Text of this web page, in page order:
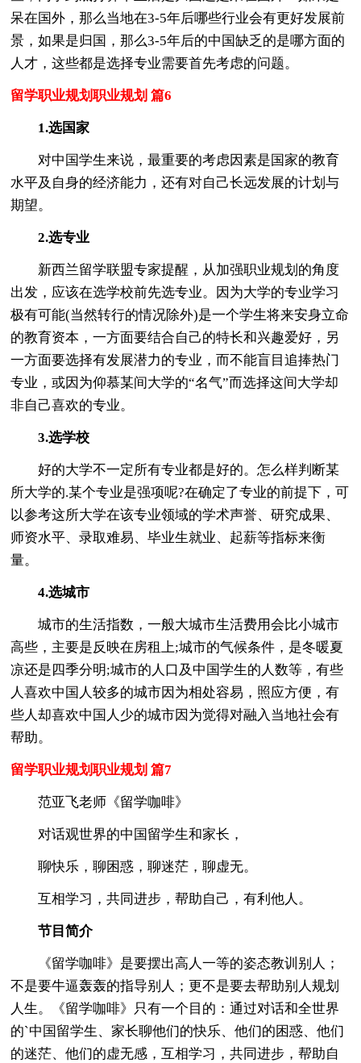
呆在国外，那么当地在3-5年后哪些行业会有更好发展前
景，如果是归国，那么3-5年后的中国缺乏的是哪方面的
人才，这些都是选择专业需要首先考虑的问题。
留学职业规划职业规划 篇6
1.选国家
对中国学生来说，最重要的考虑因素是国家的教育
水平及自身的经济能力，还有对自己长远发展的计划与
期望。
2.选专业
新西兰留学联盟专家提醒，从加强职业规划的角度
出发，应该在选学校前先选专业。因为大学的专业学习
极有可能(当然转行的情况除外)是一个学生将来安身立命
的教育资本，一方面要结合自己的特长和兴趣爱好，另
一方面要选择有发展潜力的专业，而不能盲目追捧热门
专业，或因为仰慕某间大学的“名气”而选择这间大学却
非自己喜欢的专业。
3.选学校
好的大学不一定所有专业都是好的。怎么样判断某
所大学的.某个专业是强项呢?在确定了专业的前提下，可
以参考这所大学在该专业领域的学术声誉、研究成果、
师资水平、录取难易、毕业生就业、起薪等指标来衡
量。
4.选城市
城市的生活指数，一般大城市生活费用会比小城市
高些，主要是反映在房租上;城市的气候条件，是冬暖夏
凉还是四季分明;城市的人口及中国学生的人数等，有些
人喜欢中国人较多的城市因为相处容易，照应方便，有
些人却喜欢中国人少的城市因为觉得对融入当地社会有
帮助。
留学职业规划职业规划 篇7
范亚飞老师《留学咖啡》
对话观世界的中国留学生和家长，
聊快乐，聊困惑，聊迷茫，聊虚无。
互相学习，共同进步，帮助自己，有利他人。
节目简介
《留学咖啡》是要摆出高人一等的姿态教训别人；
不是要牛逼轰轰的指导别人；更不是要去帮助别人规划
人生。《留学咖啡》只有一个目的：通过对话和全世界
的`中国留学生、家长聊他们的快乐、他们的困惑、他们
的迷茫、他们的虚无感，互相学习，共同进步，帮助自